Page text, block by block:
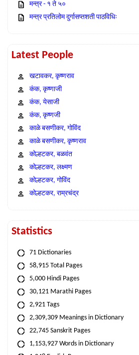
मन्त्र - १ ते ५०
मन्त्र प्रतिलोम दुर्गासप्तशती पाठविधिः
Latest People
खटावकर, कृष्णराव
कंक, कृष्णाजी
कंक, येसाजी
कंक, कृष्णजी
काळे बसणीकर, गोविंद
काळे बसणीकर, कृष्णराव
कोल्हटकर, बळवंत
कोल्हटकर, लक्ष्मण
कोल्हटकर, गोविंद
कोल्हटकर, राम्रचंद्र
Statistics
71 Dictionaries
58,915 Total Pages
5,000 Hindi Pages
30,121 Marathi Pages
2,921 Tags
2,309,309 Meanings in Dictionary
22,745 Sanskrit Pages
1,153,927 Words in Dictionary